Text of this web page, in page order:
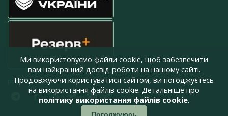
press@armyinform.com.ua
Ми використовуємо файли cookie, щоб забезпечити
вам найкращий досвід роботи на нашому сайті.
Продовжуючи користуватися сайтом, ви погоджуєтесь
на використання файлів cookie. Детальніше про
політику використання файлів cookie.